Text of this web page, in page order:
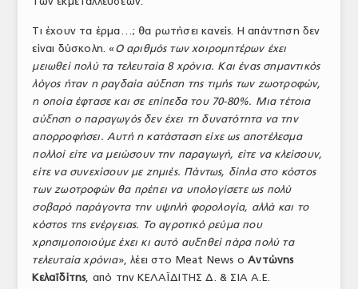
Τι έχουν τα έρμα…; θα ρωτήσει κανείς. Η απάντηση δεν
είναι δύσκολη. «Ο αριθμός των χοιρομητέρων έχει
μειωθεί πολύ τα τελευταία 8 χρόνια. Και ένας σημαντικός
λόγος ήταν η ραγδαία αύξηση της τιμής των ζωοτροφών,
η οποία έφτασε και σε επίπεδα του 70-80%. Μια τέτοια
αύξηση ο παραγωγός δεν έχει τη δυνατότητα να την
απορροφήσει. Αυτή η κατάσταση είχε ως αποτέλεσμα
πολλοί είτε να μειώσουν την παραγωγή, είτε να κλείσουν,
είτε να συνεχίσουν με ζημιές. Πάντως, δίπλα στο κόστος
των ζωοτροφών θα πρέπει να υπολογίσετε ως πολύ
σοβαρό παράγοντα την υψηλή φορολογία, αλλά και το
κόστος της ενέργειας. Το αγροτικό ρεύμα που
χρησιμοποιούμε έχει κι αυτό αυξηθεί πάρα πολύ τα
τελευταία χρόνια», λέει στο Meat News οΑντώνης
Κελαϊδίτης, από την ΚΕΛΑΪΔΙΤΗΣ Δ. & ΣΙΑ Α.Ε.